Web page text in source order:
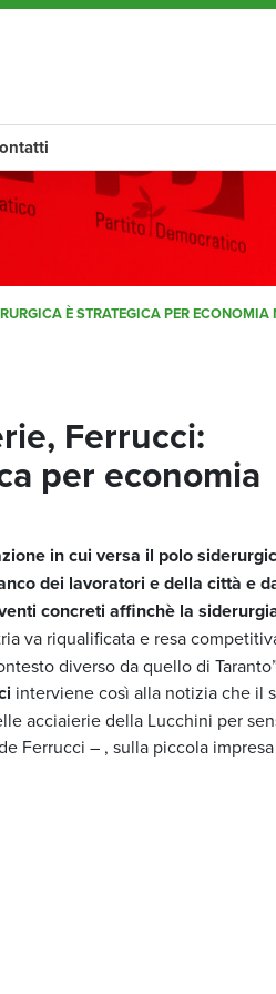
È STRATEGICA PER
Ferrucci:
per economia
in cui versa il polo
dei lavoratori e della città e
concreti affinchè la
va riqualificata e resa
diverso da quello di
interviene così alla notizia che il
acciaierie della Lucchini per
Ferrucci – , sulla piccola